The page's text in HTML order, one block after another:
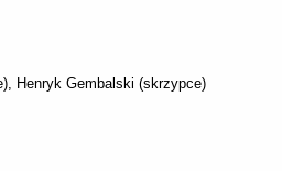
Henryk Gembalski (skrzypce)